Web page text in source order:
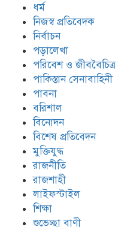
ধর্ম
নিজস্ব প্রতিবেদক
নির্বাচন
পড়ালেখা
পরিবেশ ও জীববৈচিত্র
পাকিস্তান সেনাবাহিনী
পাবনা
বরিশাল
বিনোদন
বিশেষ প্রতিবেদন
মুক্তিযুদ্ধ
রাজনীতি
রাজশাহী
লাইফস্টাইল
শিক্ষা
শুভেচ্ছা বাণী